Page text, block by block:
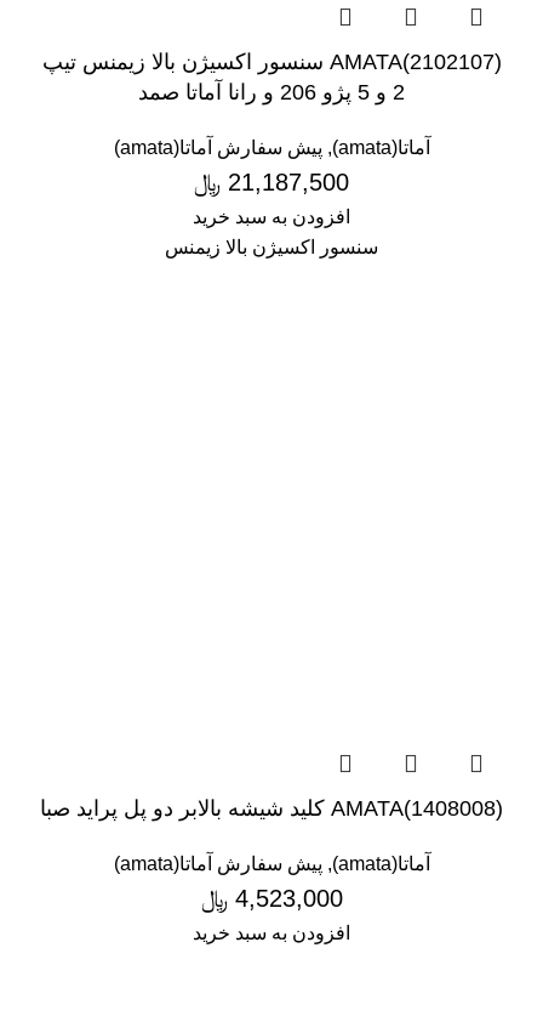
(2102107)AMATA سنسور اکسیژن بالا زیمنس تیپ
2 و 5 پژو 206 و رانا آماتا صمد
آماتا(amata) , پیش سفارش آماتا(amata)
21,187,500 ﷼
افزودن به سبد خرید
سنسور اکسیژن بالا زیمنس
(1408008)AMATA کلید شیشه بالابر دو پل پراید صبا
آماتا(amata) , پیش سفارش آماتا(amata)
4,523,000 ﷼
افزودن به سبد خرید